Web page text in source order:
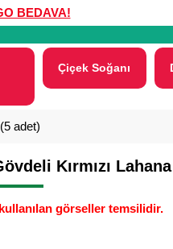
BEDAVA!
Çiçek Soğanı
adet)
Kırmızı
görseller temsilidir.